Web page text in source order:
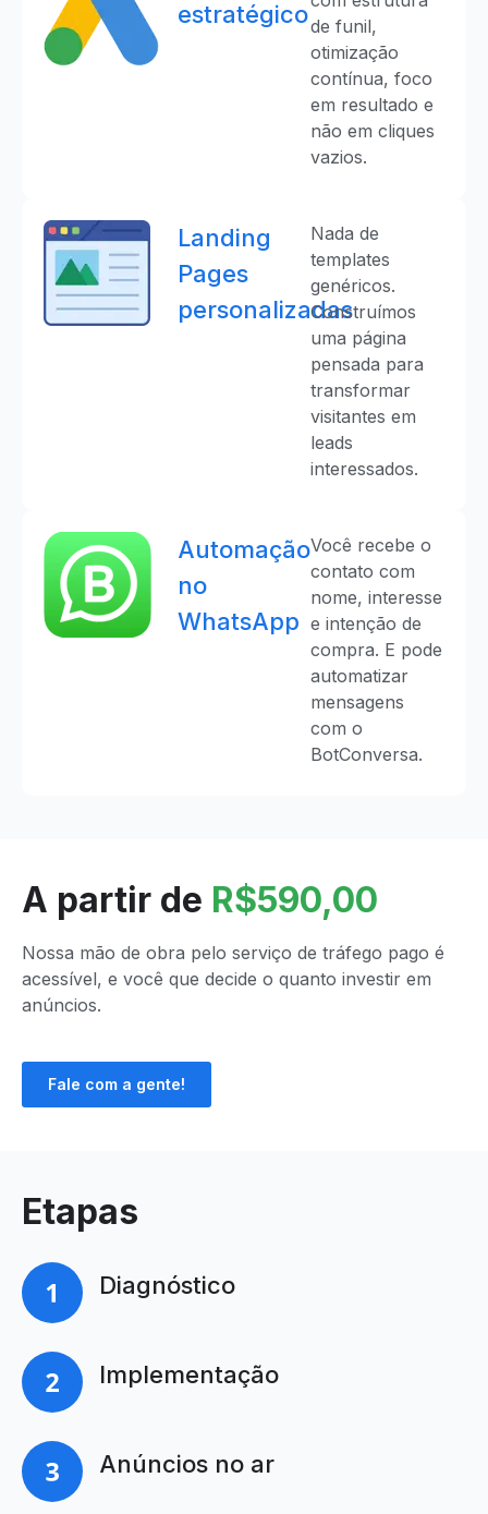
estratégicode funil,
otimização
contínua, foco
em resultado e
não em cliques
vazios.
Landing
Pages
personalizadas
Nada de
templates
genéricos.
Construímos
uma página
pensada para
transformar
visitantes em
leads
interessados.
Automação
no
WhatsApp
Você recebe o
contato com
nome, interesse
e intenção de
compra. E pode
automatizar
mensagens
com o
BotConversa.
A partir de R$590,00
Nossa mão de obra pelo serviço de tráfego pago é
acessível, e você que decide o quanto investir em
anúncios.
Fale com a gente!
Etapas
Diagnóstico
Implementação
Anúncios no ar